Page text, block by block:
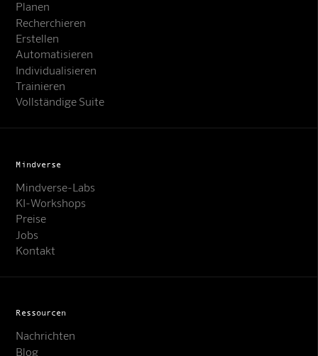
Planen
Recherchieren
Erstellen
Automatisieren
Individualisieren
Trainieren
Vollständige Suite
Mindverse
Mindverse-Labs
KI-Workshops
Preise
Jobs
Kontakt
Ressourcen
Nachrichten
Blog